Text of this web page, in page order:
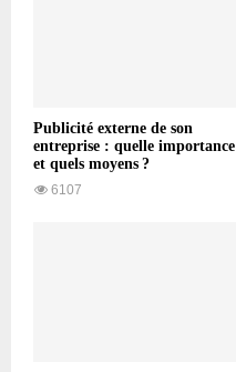
Publicité externe de son
entreprise : quelle importance
et quels moyens ?
6107